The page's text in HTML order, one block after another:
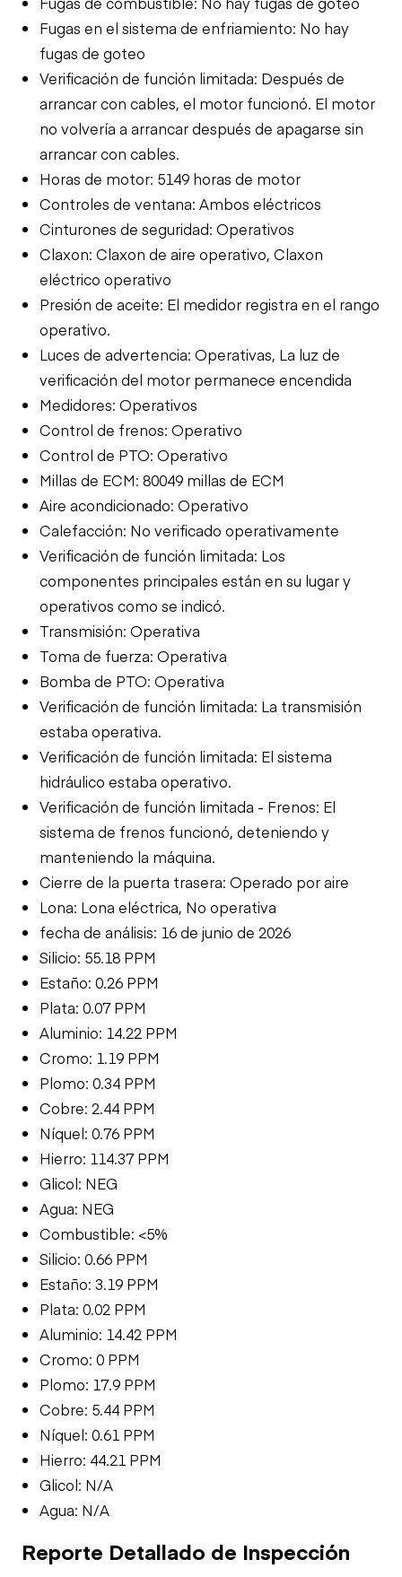
Fugas en el sistema de enfriamiento: No hay
fugas de goteo
Verificación de función limitada: Después de
arrancar con cables, el motor funcionó. El motor
no volvería a arrancar después de apagarse sin
arrancar con cables.
Horas de motor: 5149 horas de motor
Controles de ventana: Ambos eléctricos
Cinturones de seguridad: Operativos
Claxon: Claxon de aire operativo, Claxon
eléctrico operativo
Presión de aceite: El medidor registra en el rango
operativo.
Luces de advertencia: Operativas, La luz de
verificación del motor permanece encendida
Medidores: Operativos
Control de frenos: Operativo
Control de PTO: Operativo
Millas de ECM: 80049 millas de ECM
Aire acondicionado: Operativo
Calefacción: No verificado operativamente
Verificación de función limitada: Los
componentes principales están en su lugar y
operativos como se indicó.
Transmisión: Operativa
Toma de fuerza: Operativa
Bomba de PTO: Operativa
Verificación de función limitada: La transmisión
estaba operativa.
Verificación de función limitada: El sistema
hidráulico estaba operativo.
Verificación de función limitada - Frenos: El
sistema de frenos funcionó, deteniendo y
manteniendo la máquina.
Cierre de la puerta trasera: Operado por aire
Lona: Lona eléctrica, No operativa
fecha de análisis: 16 de junio de 2026
Silicio: 55.18 PPM
Estaño: 0.26 PPM
Plata: 0.07 PPM
Aluminio: 14.22 PPM
Cromo: 1.19 PPM
Plomo: 0.34 PPM
Cobre: 2.44 PPM
Níquel: 0.76 PPM
Hierro: 114.37 PPM
Glicol: NEG
Agua: NEG
Combustible: <5%
Silicio: 0.66 PPM
Estaño: 3.19 PPM
Plata: 0.02 PPM
Aluminio: 14.42 PPM
Cromo: 0 PPM
Plomo: 17.9 PPM
Cobre: 5.44 PPM
Níquel: 0.61 PPM
Hierro: 44.21 PPM
Glicol: N/A
Agua: N/A
Reporte Detallado de Inspección